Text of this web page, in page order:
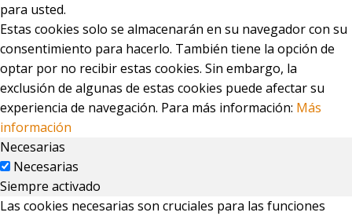
para usted.
Estas cookies solo se almacenarán en su navegador con su
consentimiento para hacerlo. También tiene la opción de
optar por no recibir estas cookies. Sin embargo, la
exclusión de algunas de estas cookies puede afectar su
experiencia de navegación. Para más información: Más
información
Necesarias
Necesarias
Siempre activado
Las cookies necesarias son cruciales para las funciones